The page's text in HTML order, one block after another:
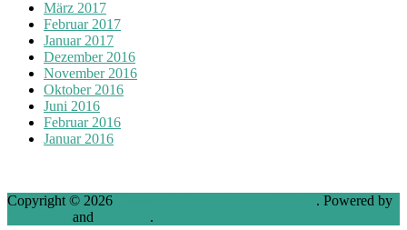
März 2017
Februar 2017
Januar 2017
Dezember 2016
November 2016
Oktober 2016
Juni 2016
Februar 2016
Januar 2016
Copyright © 2026
. Powered by
and .